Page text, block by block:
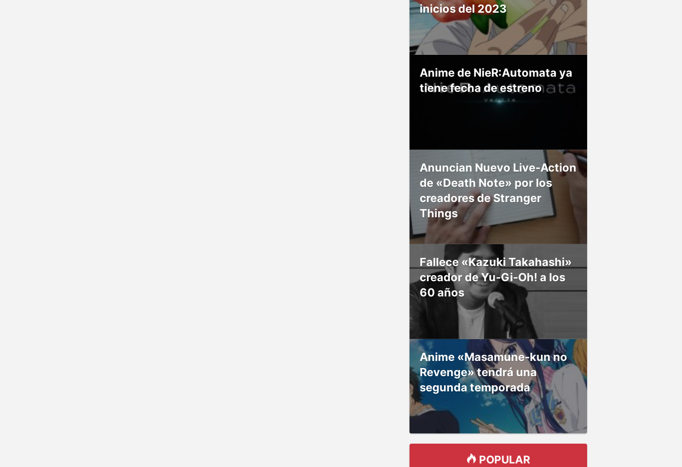
inicios del 2023
Anime de NieR:Automata ya
tiene fecha de estreno
Anuncian Nuevo Live-Action
de «Death Note» por los
creadores de Stranger
Things
Fallece «Kazuki Takahashi»
creador de Yu-Gi-Oh! a los
60 años
Anime «Masamune-kun no
Revenge» tendrá una
segunda temporada
POPULAR